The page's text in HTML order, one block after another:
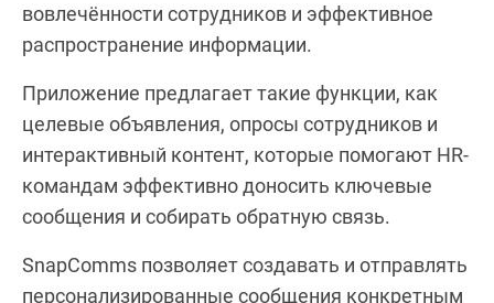
вовлечённости сотрудников и эффективное
распространение информации.
Приложение предлагает такие функции, как
целевые объявления, опросы сотрудников и
интерактивный контент, которые помогают HR-
командам эффективно доносить ключевые
сообщения и собирать обратную связь.
SnapComms позволяет создавать и отправлять
персонализированные сообщения конкретным